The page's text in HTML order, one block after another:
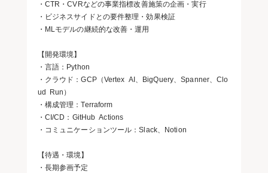
・CTR・CVRなどの事業指標改善施策の企画・実行
・ビジネスサイドとの要件整理・効果検証
・MLモデルの継続的な改善・運用
【開発環境】
・言語：Python
・クラウド：GCP（Vertex AI、BigQuery、Spanner、Clo
ud Run）
・構成管理：Terraform
・CI/CD：GitHub Actions
・コミュニケーションツール：Slack、Notion
【待遇・環境】
・長期参画予定